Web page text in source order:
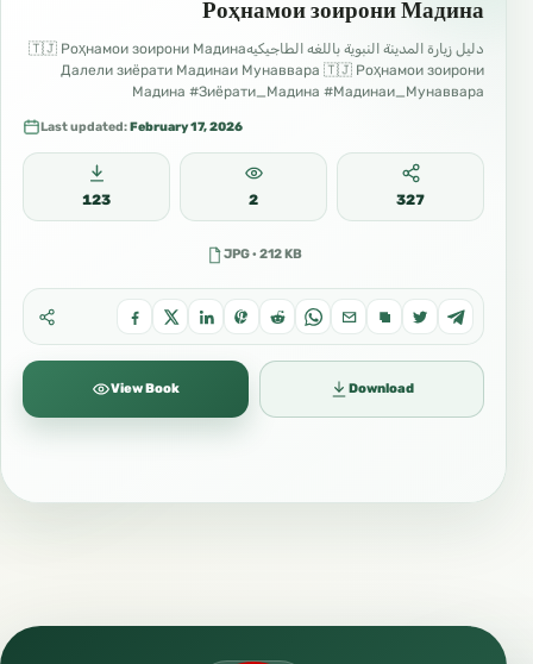
Роҳнамои зоирони Мадина
دليل زيارة المدينة النبوية باللغه الطاجيكيه🇹🇯 Роҳнамои зоирони Мадина
Далели зиёрати Мадинаи Мунаввара 🇹🇯 Роҳнамои зоирони
Мадина #Зиёрати_Мадина #Мадинаи_Мунаввара
Last updated:February 17, 2026
123 2 327
JPG · 212 KB
View Book Download